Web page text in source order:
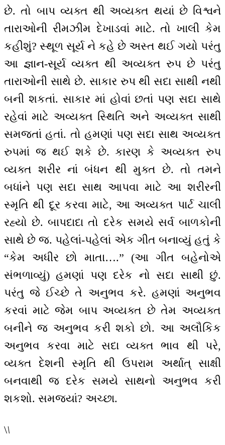
છે. તો બાપ વ્યક્ત થી અવ્યક્ત થયાં છે વિશ્વને
તારાઓની રીમઝીમ દેખાડવાં માટે. તો ખાલી કેમ
કહીશું? સ્થૂળ સૂર્ય ને કહે છે અસ્ત થઈ ગયો પરંતુ
આ જ્ઞાન-સૂર્ય વ્યક્ત થી અવ્યક્ત રુપ છે પરંતુ
તારાઓની સાથે છે. સાકાર રુપ થી સદા સાથી નથી
બની શકતાં. સાકાર માં હોવાં છતાં પણ સદા સાથે
રહેવાં માટે અવ્યક્ત સ્થિતિ અને અવ્યક્ત સાથી
સમજતાં હતાં. તો હમણાં પણ સદા સાથ અવ્યક્ત
રુપમાં જ થઈ શકે છે. કારણ કે અવ્યક્ત રુપ
વ્યક્ત શરીર નાં બંધન થી મુક્ત છે. તો તમને
બધાંને પણ સદા સાથ આપવા માટે આ શરીરની
સ્મૃતિ થી દૂર કરવા માટે, આ અવ્યક્ત પાર્ટ ચાલી
રહ્યો છે. બાપદાદા તો દરેક સમયે સર્વ બાળકોની
સાથે છે જ. પહેલાં-પહેલાં એક ગીત બનાવ્યું હતું કે
“કેમ અધીર છો માતા….” (આ ગીત બહેનોએ
સંભળાવ્યું) હમણાં પણ દરેક નો સદા સાથી છું.
પરંતુ જે ઈચ્છે તે અનુભવ કરે. હમણાં અનુભવ
કરવાં માટે જેમ બાપ અવ્યક્ત છે તેમ અવ્યક્ત
બનીને જ અનુભવ કરી શકો છો. આ અલૌકિક
અનુભવ કરવા માટે સદા વ્યક્ત ભાવ થી પરે,
વ્યક્ત દેશની સ્મૃતિ થી ઉપરામ અર્થાત્ સાક્ષી
બનવાથી જ દરેક સમયે સાથનો અનુભવ કરી
શકશો. સમજ્યાં? અચ્છા.
\\